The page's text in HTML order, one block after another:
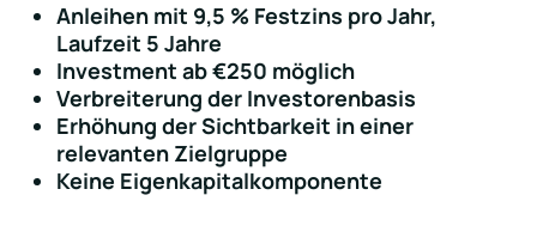
Anleihen mit 9,5 % Festzins pro Jahr,
Laufzeit 5 Jahre
Investment ab €250 möglich
Verbreiterung der Investorenbasis
Erhöhung der Sichtbarkeit in einer
relevanten Zielgruppe
Keine Eigenkapitalkomponente